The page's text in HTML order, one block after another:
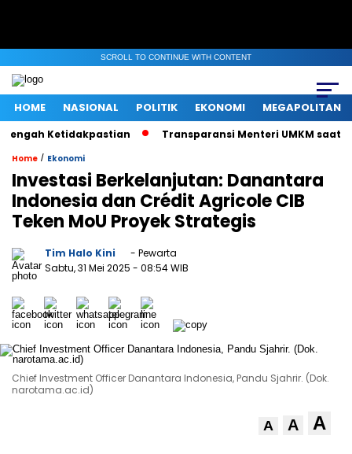
SCROLL TO CONTINUE WITH CONTENT
HOME NASIONAL POLITIK EKONOMI MEGAPOLITAN
Ketidakpastian Transparansi Menteri UMKM saat
Home / Ekonomi
Investasi Berkelanjutan: Danantara
Indonesia dan Crédit Agricole CIB
Teken MoU Proyek Strategis
Tim Halo Kini
- Pewarta
Sabtu, 31 Mei 2025 - 08:54 WIB
Chief Investment Officer Danantara Indonesia, Pandu Sjahrir. (Dok.
narotama.ac.id)
A A A